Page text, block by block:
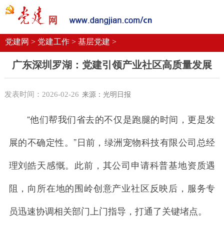
党建要闻
机关党建
校园党建 企业党建
党建网 > 党建工作 > 基层党建 >
广东深圳罗湖：党建引领产业社区高质量发展
发表时间：2026-02-26 来源：光明日报
“他们帮我们省去的不仅是跑腿的时间，更是发
展的不确定性。”日前，绿洲宠物科技有限公司总经
理刘皓天感慨。此前，其公司申请科普基地资质遇
阻，向所在地的围岭创意产业社区反映后，服务专
员迅速协调相关部门上门指导，打通了关键堵点。